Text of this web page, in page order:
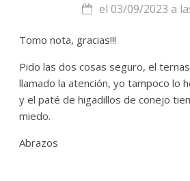
el 03/09/2023 a
Tomo nota, gracias!!!
Pido las dos cosas seguro, el
llamado la atención, yo tampoco lo
y el paté de higadillos de conejo
miedo.
Abrazos